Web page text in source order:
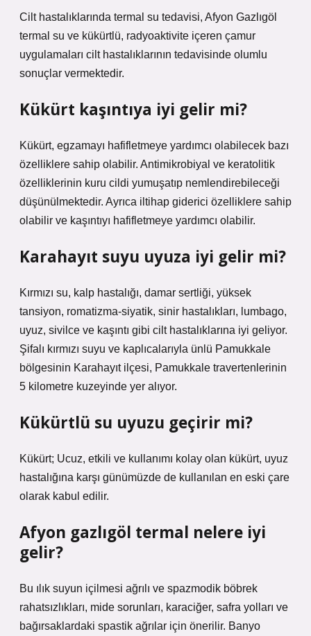
Cilt hastalıklarında termal su tedavisi, Afyon Gazlıgöl
termal su ve kükürtlü, radyoaktivite içeren çamur
uygulamaları cilt hastalıklarının tedavisinde olumlu
sonuçlar vermektedir.
Kükürt kaşıntıya iyi gelir mi?
Kükürt, egzamayı hafifletmeye yardımcı olabilecek bazı
özelliklere sahip olabilir. Antimikrobiyal ve keratolitik
özelliklerinin kuru cildi yumuşatıp nemlendirebileceği
düşünülmektedir. Ayrıca iltihap giderici özelliklere sahip
olabilir ve kaşıntıyı hafifletmeye yardımcı olabilir.
Karahayıt suyu uyuza iyi gelir mi?
Kırmızı su, kalp hastalığı, damar sertliği, yüksek
tansiyon, romatizma-siyatik, sinir hastalıkları, lumbago,
uyuz, sivilce ve kaşıntı gibi cilt hastalıklarına iyi geliyor.
Şifalı kırmızı suyu ve kaplıcalarıyla ünlü Pamukkale
bölgesinin Karahayıt ilçesi, Pamukkale travertenlerinin
5 kilometre kuzeyinde yer alıyor.
Kükürtlü su uyuzu geçirir mi?
Kükürt; Ucuz, etkili ve kullanımı kolay olan kükürt, uyuz
hastalığına karşı günümüzde de kullanılan en eski çare
olarak kabul edilir.
Afyon gazlıgöl termal nelere iyi
gelir?
Bu ılık suyun içilmesi ağrılı ve spazmodik böbrek
rahatsızlıkları, mide sorunları, karaciğer, safra yolları ve
bağırsaklardaki spastik ağrılar için önerilir. Banyo